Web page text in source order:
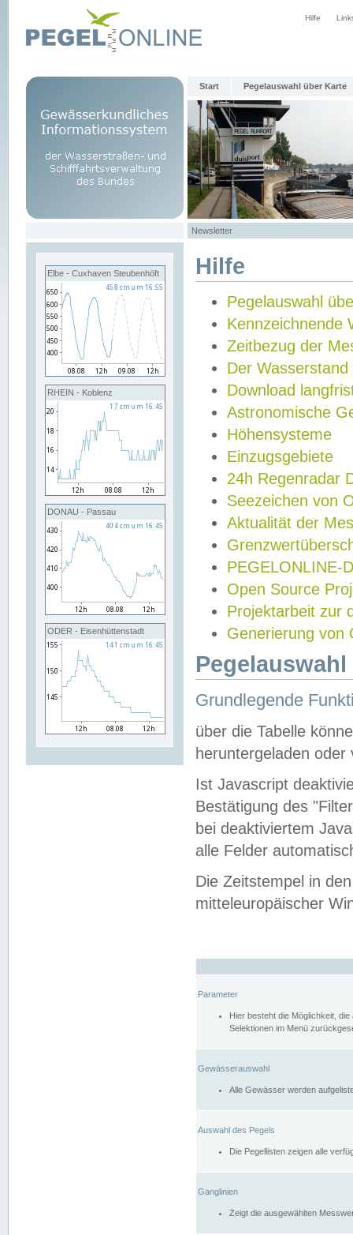
Hilfe
Start Pegelauswahl über Karte
Newsletter
Elbe - Cuxhaven Steubenhöft
RHEIN - Koblenz
DONAU - Passau
ODER - Eisenhüttenstadt
Hilfe
Pegelauswahl
Kennzeichnende
Zeitbezug der
Der Wasserstand
Download
Astronomische
Höhensysteme
Einzugsgebiete
24h Regenradar
Seezeichen von
Aktualität der
PEGELONLINE-
Open Source
Projektarbeit zur
Generierung von
Grundlegende
über die Tabelle
heruntergeladen oder
Ist Javascript
Bestätigung des
bei deaktiviertem
alle Felder
Die Zeitstempel in
mitteleuropäischer
Parameter
Hier besteht die Möglichkeit,
Selektionen im Menü
Gewässerauswahl
Alle Gewässer werden
Auswahl des Pegels
Die Pegellisten zeigen alle
Ganglinien
Zeigt die ausgewählten